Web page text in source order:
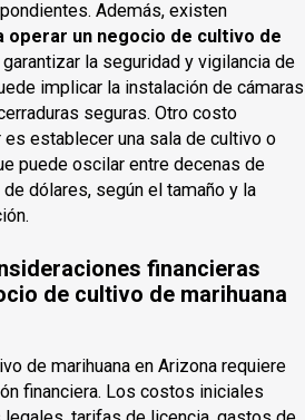
Además, existen
operar un negocio de cultivo de
la seguridad y vigilancia de
implicar la instalación de cámaras
seguras. Otro costo
establecer una sala de cultivo o
puede oscilar entre decenas de
dólares, según el tamaño y la
financieras
de cultivo de marihuana
de marihuana en Arizona requiere
financiera. Los costos iniciales